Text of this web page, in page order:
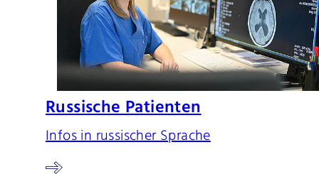
Russische Patienten
Infos in russischer Sprache